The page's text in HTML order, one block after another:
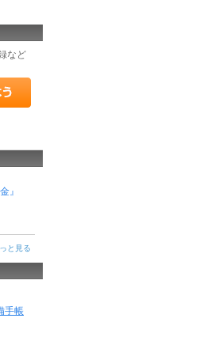
など
金』
と見る
手帳